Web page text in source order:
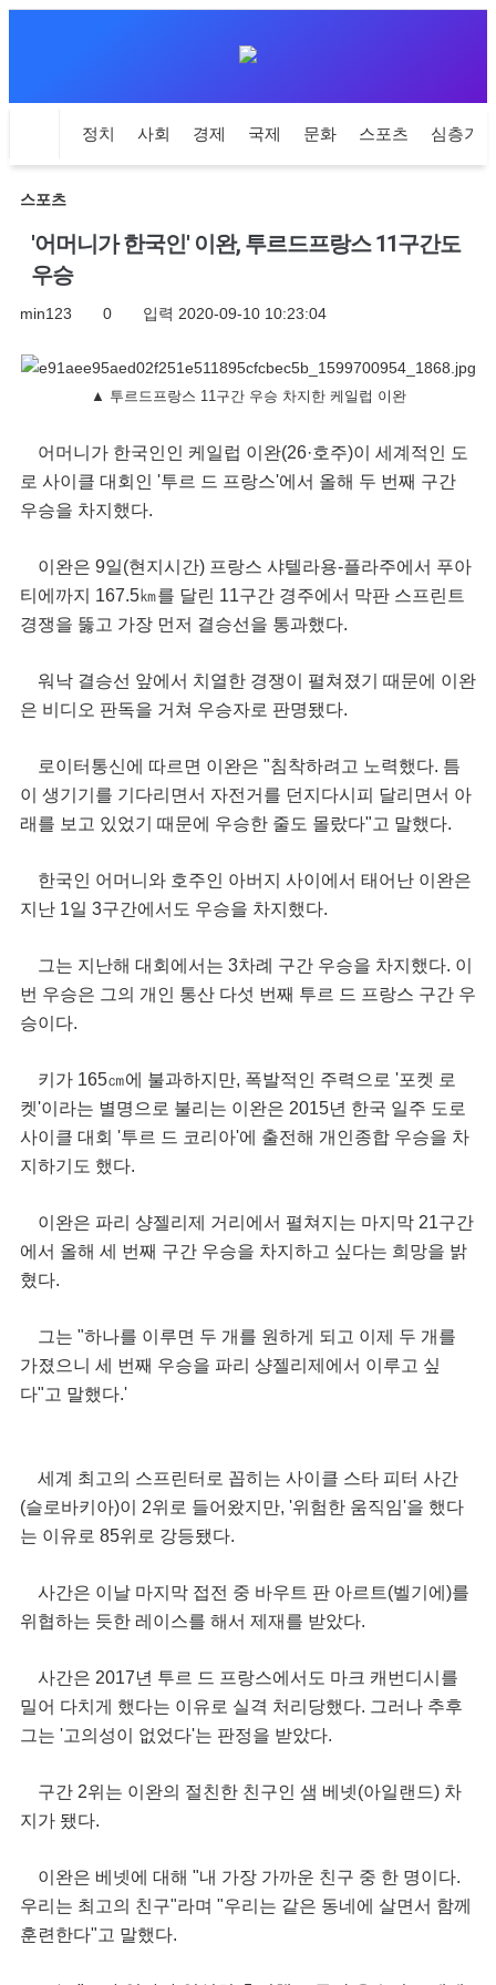
정치 사회 경제 국제 문화 스포츠 심층기획
스포츠
'어머니가 한국인' 이완, 투르드프랑스 11구간도
우승
min123 0 입력 2020-09-10 10:23:04
▲ 투르드프랑스 11구간 우승 차지한 케일럽 이완
어머니가 한국인인 케일럽 이완(26·호주)이 세계적인 도
로 사이클 대회인 '투르 드 프랑스'에서 올해 두 번째 구간
우승을 차지했다.
이완은 9일(현지시간) 프랑스 샤텔라용-플라주에서 푸아
티에까지 167.5㎞를 달린 11구간 경주에서 막판 스프린트
경쟁을 뚫고 가장 먼저 결승선을 통과했다.
워낙 결승선 앞에서 치열한 경쟁이 펼쳐졌기 때문에 이완
은 비디오 판독을 거쳐 우승자로 판명됐다.
로이터통신에 따르면 이완은 "침착하려고 노력했다. 틈
이 생기기를 기다리면서 자전거를 던지다시피 달리면서 아
래를 보고 있었기 때문에 우승한 줄도 몰랐다"고 말했다.
한국인 어머니와 호주인 아버지 사이에서 태어난 이완은
지난 1일 3구간에서도 우승을 차지했다.
그는 지난해 대회에서는 3차례 구간 우승을 차지했다. 이
번 우승은 그의 개인 통산 다섯 번째 투르 드 프랑스 구간 우
승이다.
키가 165㎝에 불과하지만, 폭발적인 주력으로 '포켓 로
켓'이라는 별명으로 불리는 이완은 2015년 한국 일주 도로
사이클 대회 '투르 드 코리아'에 출전해 개인종합 우승을 차
지하기도 했다.
이완은 파리 샹젤리제 거리에서 펼쳐지는 마지막 21구간
에서 올해 세 번째 구간 우승을 차지하고 싶다는 희망을 밝
혔다.
그는 "하나를 이루면 두 개를 원하게 되고 이제 두 개를
가졌으니 세 번째 우승을 파리 샹젤리제에서 이루고 싶
다"고 말했다.'
세계 최고의 스프린터로 꼽히는 사이클 스타 피터 사간
(슬로바키아)이 2위로 들어왔지만, '위험한 움직임'을 했다
는 이유로 85위로 강등됐다.
사간은 이날 마지막 접전 중 바우트 판 아르트(벨기에)를
위협하는 듯한 레이스를 해서 제재를 받았다.
사간은 2017년 투르 드 프랑스에서도 마크 캐번디시를
밀어 다치게 했다는 이유로 실격 처리당했다. 그러나 추후
그는 '고의성이 없었다'는 판정을 받았다.
구간 2위는 이완의 절친한 친구인 샘 베넷(아일랜드) 차
지가 됐다.
이완은 베넷에 대해 "내 가장 가까운 친구 중 한 명이다.
우리는 최고의 친구"라며 "우리는 같은 동네에 살면서 함께
훈련한다"고 말했다.